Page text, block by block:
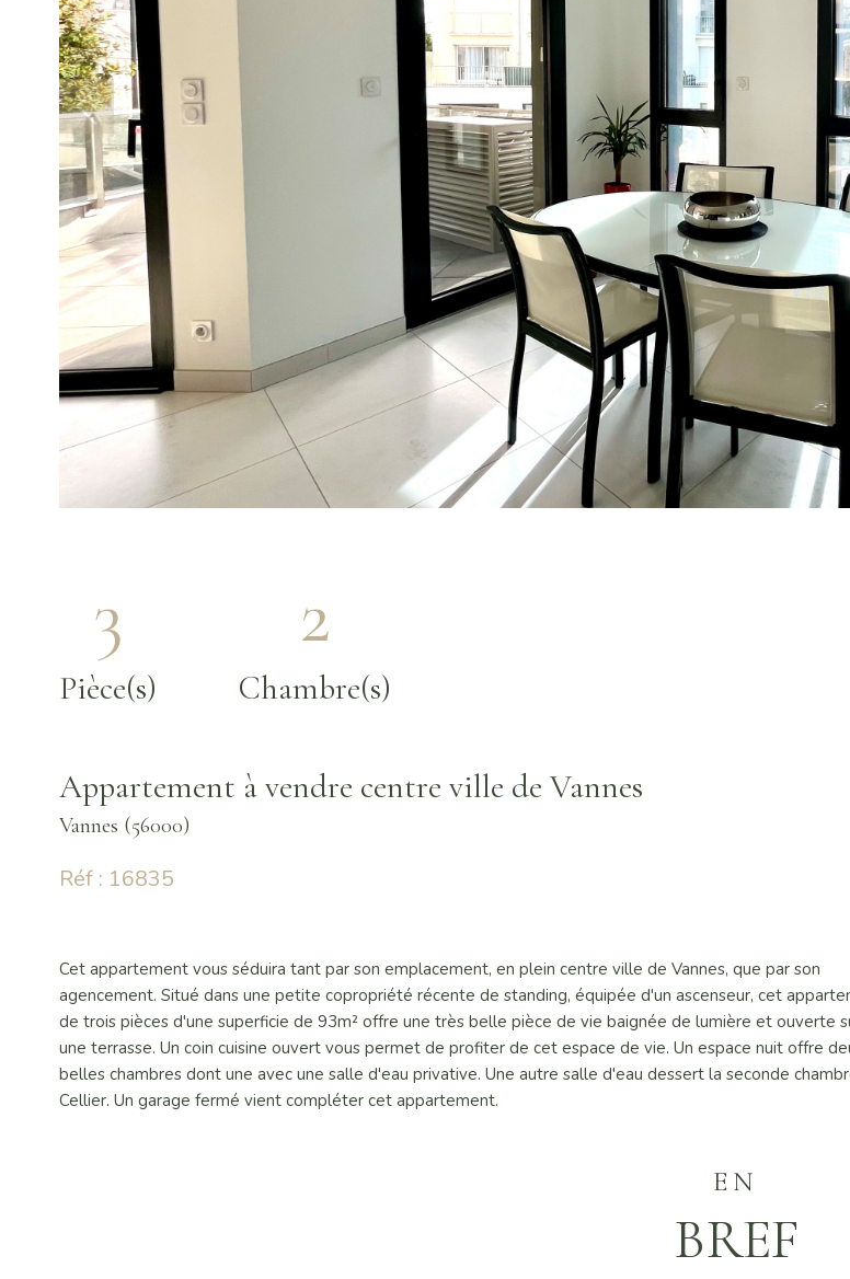
3
Pièce(s)
2
Chambre(s)
Appartement à vendre centre ville de Vannes
Vannes (56000)
Réf : 16835
Cet appartement vous séduira tant par son emplacement, en plein centre ville de Vannes, que par son
agencement. Situé dans une petite copropriété récente de standing, équipée d'un ascenseur, cet
de trois pièces d'une superficie de 93m² offre une très belle pièce de vie baignée de lumière et ouverte
une terrasse. Un coin cuisine ouvert vous permet de profiter de cet espace de vie. Un espace nuit offre
belles chambres dont une avec une salle d'eau privative. Une autre salle d'eau dessert la seconde
Cellier. Un garage fermé vient compléter cet appartement.
EN
BREF